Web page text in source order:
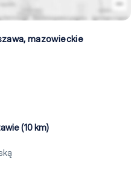
,mazowieckie
(10 km)